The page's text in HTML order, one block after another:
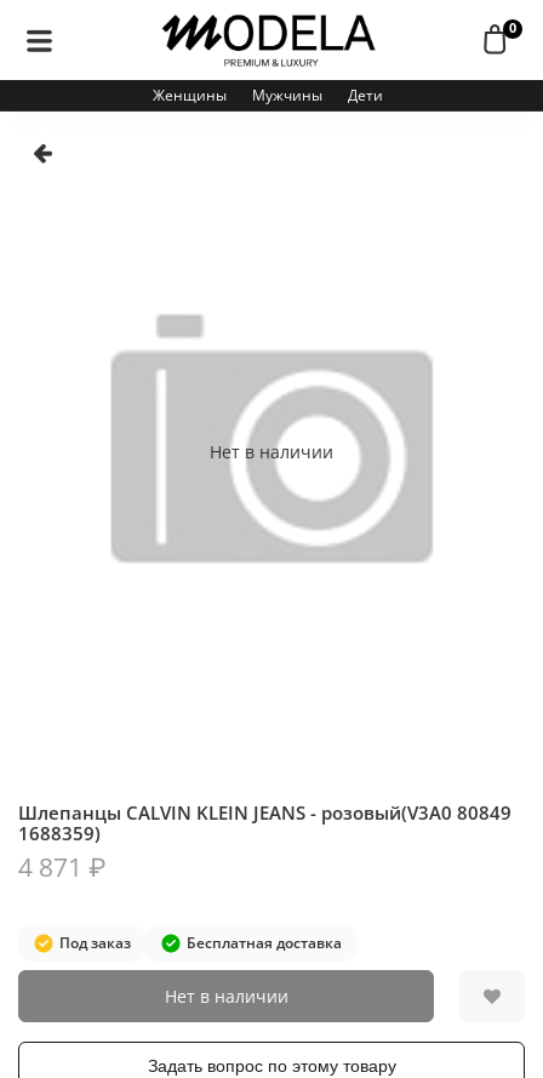
0
Женщины Мужчины Дети
Нет в наличии
Шлепанцы CALVIN KLEIN JEANS - розовый(V3A0 80849
1688359)
Под заказ Бесплатная доставка
4 871 ₽
Нет в наличии
Задать вопрос по этому товару